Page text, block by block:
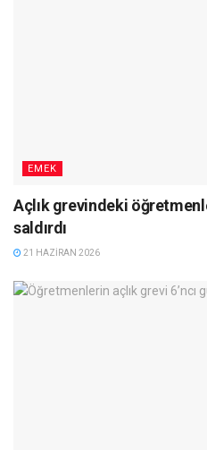
EMEK
Açlık grevindeki
saldırdı
21 HAZIRAN 2026